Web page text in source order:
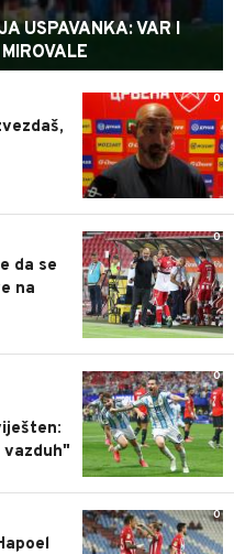
USPAVANKA: VAR I
0
0
da se
na
0
vazduh"
0